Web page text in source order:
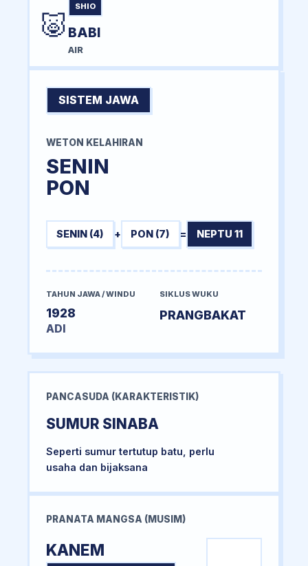
🐷
SHIO
BABI
AIR
SISTEM JAWA
WETON KELAHIRAN
SENIN
PON
SENIN (4) + PON (7) = NEPTU 11
TAHUN JAWA / WINDU
1928
ADI
SIKLUS WUKU
PRANGBAKAT
PANCASUDA (KARAKTERISTIK)
SUMUR SINABA
Seperti sumur tertutup batu, perlu
usaha dan bijaksana
PRANATA MANGSA (MUSIM)
KANEM